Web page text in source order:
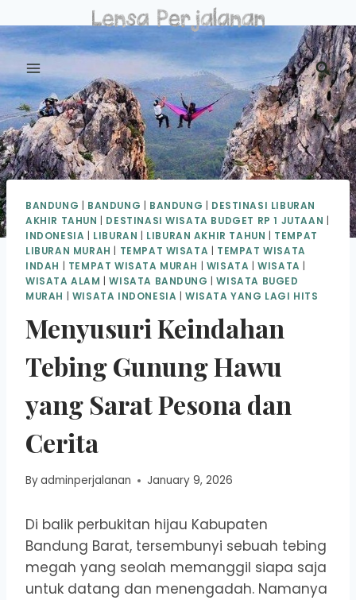
to
content
BANDUNG | BANDUNG | BANDUNG | DESTINASI LIBURAN
AKHIR TAHUN | DESTINASI WISATA BUDGET RP 1 JUTAAN |
INDONESIA | LIBURAN | LIBURAN AKHIR TAHUN | TEMPAT
LIBURAN MURAH | TEMPAT WISATA | TEMPAT WISATA
INDAH | TEMPAT WISATA MURAH | WISATA |WISATA |
WISATA ALAM |WISATA BANDUNG |WISATA BUGED
MURAH | WISATA INDONESIA |WISATA YANG LAGI HITS
Menyusuri Keindahan
Tebing Gunung Hawu
yang Sarat Pesona dan
Cerita
Byadminperjalanan January 9, 2026
Di balik perbukitan hijau Kabupaten
Bandung Barat, tersembunyi sebuah tebing
megah yang seolah memanggil siapa saja
untuk datang dan menengadah. Namanya